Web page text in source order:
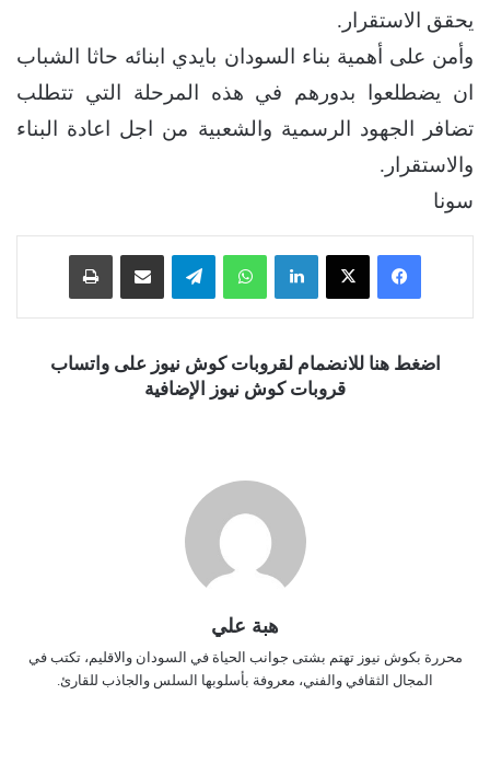
يحقق الاستقرار.
وأمن على أهمية بناء السودان بايدي ابنائه حاثا الشباب
ان يضطلعوا بدورهم في هذه المرحلة التي تتطلب
تضافر الجهود الرسمية والشعبية من اجل اعادة البناء
والاستقرار.
سونا
فيسبوك ‫X لينكدإن واتساب تيلقرام
اضغط هنا للانضمام لقروبات كوش نيوز على واتساب
قروبات كوش نيوز الإضافية
هبة علي
محررة بكوش نيوز تهتم بشتى جوانب الحياة في السودان والاقليم، تكتب في
المجال الثقافي والفني، معروفة بأسلوبها السلس والجاذب للقارئ.